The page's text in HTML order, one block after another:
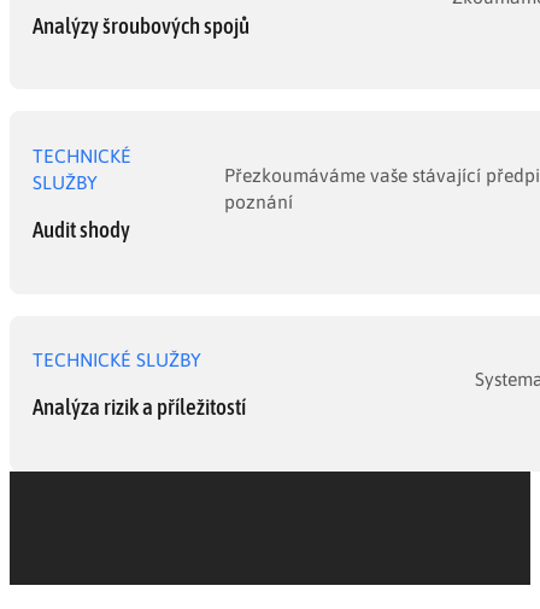
Analýzy šroubových spojů
TECHNICKÉ
SLUŽBY
Audit shody
Přezkoumáváme vaše stávající
poznání
TECHNICKÉ SLUŽBY
Analýza rizik a příležitostí